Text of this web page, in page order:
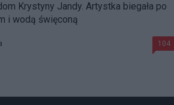
Krystyny Jandy. Artystka biegała po
i wodą święconą
104